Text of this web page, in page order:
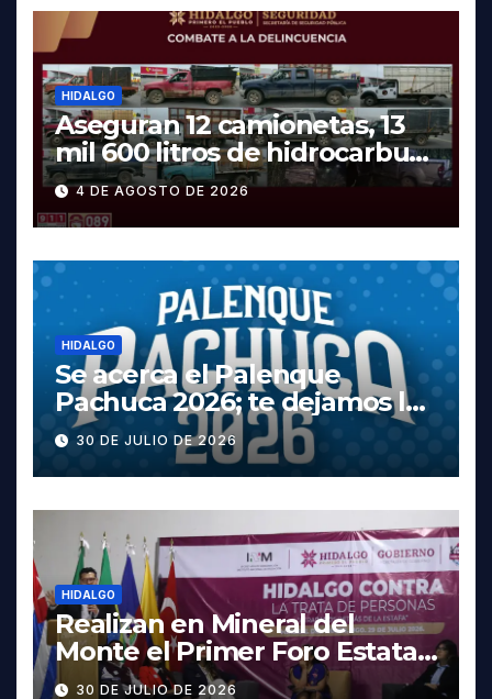
HIDALGO
Aseguran 12 camionetas, 13
mil 600 litros de hidrocarburo
y dos vehículos robados en
Tula
4 DE AGOSTO DE 2026
HIDALGO
Se acerca el Palenque
Pachuca 2026; te dejamos la
cartelera completa, las
fechas y los precios
30 DE JULIO DE 2026
HIDALGO
Realizan en Mineral del
Monte el Primer Foro Estatal
contra la Trata de Personas
30 DE JULIO DE 2026